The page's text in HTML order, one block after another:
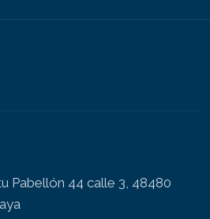
Pabellón 44 calle 3, 48480